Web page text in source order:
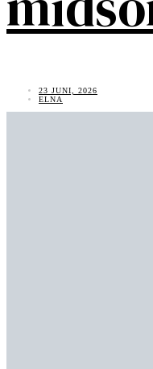
23 JUNI, 2026
ELNA